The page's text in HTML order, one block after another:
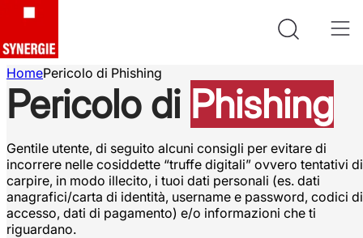
HomePericolo di Phishing
Pericolo di Phishing
Gentile utente, di seguito alcuni consigli per evitare di
incorrere nelle cosiddette “truffe digitali” ovvero tentativi di
carpire, in modo illecito, i tuoi dati personali (es. dati
anagrafici/carta di identità, username e password, codici di
accesso, dati di pagamento) e/o informazioni che ti
riguardano.